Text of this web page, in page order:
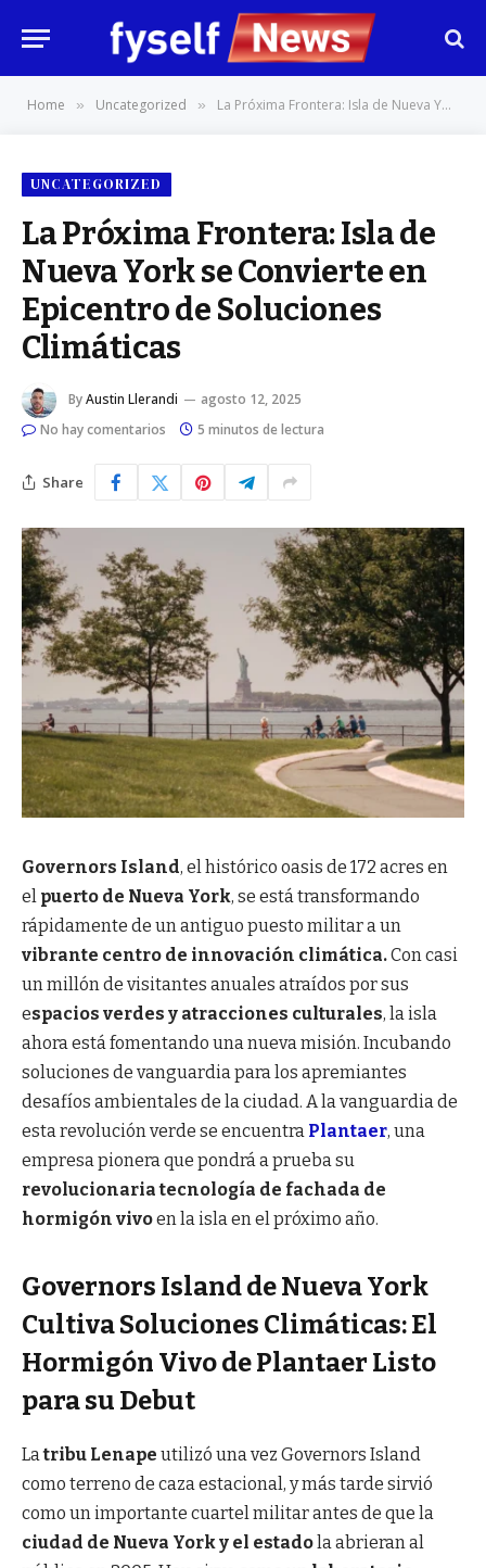
Home » Uncategorized » La Próxima Frontera: Isla de Nueva York se Convierte en Epicentro de Soluciones Climáticas
UNCATEGORIZED
La Próxima Frontera: Isla de
Nueva York se Convierte en
Epicentro de Soluciones
Climáticas
ByAustin Llerandi
agosto 12, 2025
No hay comentarios
5 minutos de lectura
Share
Governors Island, el histórico oasis de 172 acres en
el puerto de Nueva York, se está transformando
rápidamente de un antiguo puesto militar a un
vibrante centro de innovación climática.Con casi
un millón de visitantes anuales atraídos por sus
espacios verdes y atracciones culturales, la isla
ahora está fomentando una nueva misión. Incubando
soluciones de vanguardia para los apremiantes
desafíos ambientales de la ciudad. A la vanguardia de
esta revolución verde se encuentra Plantaer, una
empresa pionera que pondrá a prueba su
revolucionaria tecnología de fachada de
hormigón vivoen la isla en el próximo año.
Governors Island de Nueva York
Cultiva Soluciones Climáticas: El
Hormigón Vivo de Plantaer Listo
para su Debut
Latribu Lenape utilizó una vez Governors Island
como terreno de caza estacional, y más tarde sirvió
como un importante cuartel militar antes de que la
ciudad de Nueva York y el estadola abrieran al